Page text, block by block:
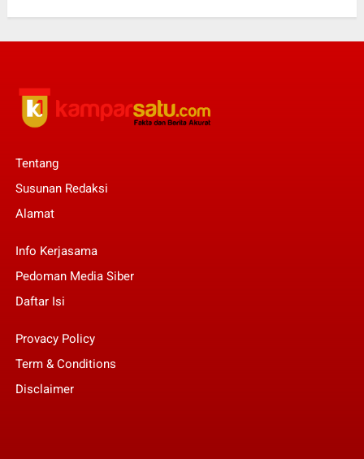
Tentang
Susunan Redaksi
Alamat
Info Kerjasama
Pedoman Media Siber
Daftar Isi
Provacy Policy
Term & Conditions
Disclaimer